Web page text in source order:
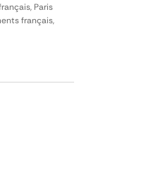
Paris
français,